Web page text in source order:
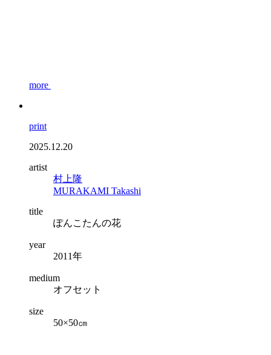
more
print
2025.12.20
artist
村上隆
MURAKAMI Takashi
title
ぽんこたんの花
year
2011年
medium
オフセット
size
50×50㎝